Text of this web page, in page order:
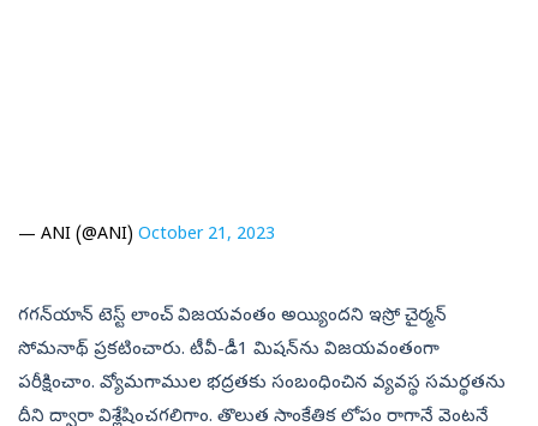
— ANI (@ANI) October 21, 2023
గగన్‌యాన్‌ టెస్ట్‌ లాంచ్‌ విజయవంతం అయ్యిందని ఇస్రో చైర్మన్‌
సోమనాథ్‌ ప్రకటించారు. టీవీ-డీ1 మిషన్‌ను విజయవంతంగా
పరీక్షించాం. వ్యోమగాముల భద్రతకు సంబంధించిన వ్యవస్థ సమర్థతను
దీని ద్వారా విశ్లేషించగలిగాం. తొలుత సాంకేతిక లోపం రాగానే వెంటనే